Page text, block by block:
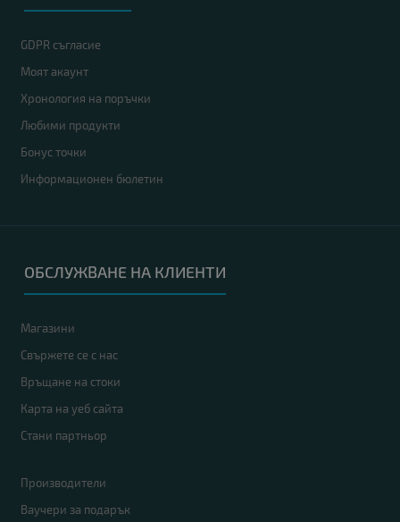
GDPR съгласие
Моят акаунт
Хронология на поръчки
Любими продукти
Бонус точки
Информационен бюлетин
ОБСЛУЖВАНЕ НА КЛИЕНТИ
Магазини
Свържете се с нас
Връщане на стоки
Карта на уеб сайта
Стани партньор
Производители
Ваучери за подарък